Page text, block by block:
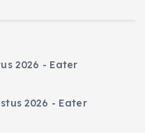
2026 - Eater
2026 - Eater